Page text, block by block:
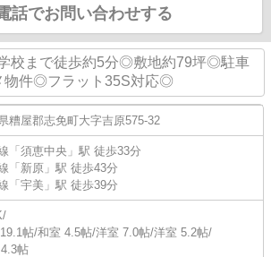
話でお問い合わせする
校まで徒歩約5分◎敷地約79坪◎駐車
物件◎フラット35S対応◎
糟屋郡志免町大字吉原575-32
「 須恵中央 」駅 徒歩33分
「 新原 」駅 徒歩43分
「 宇美 」駅 徒歩39分
19.1帖/和室 4.5帖/洋室 7.0帖/洋室 5.2帖/
帖